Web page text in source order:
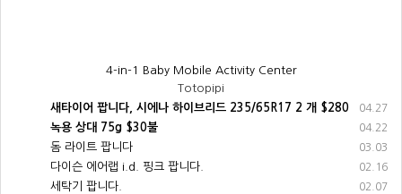
4-in-1 Baby Mobile Activity Center
Totopipi
04.27
새타이어 팝니다, 시에나 하이브리드 235/65R17 2 개 $280
04.22
녹용 상대 75g $30불
03.03
돔 라이트 팝니다
02.16
다이슨 에어랩 i.d. 핑크 팝니다.
02.07
세탁기 팝니다.